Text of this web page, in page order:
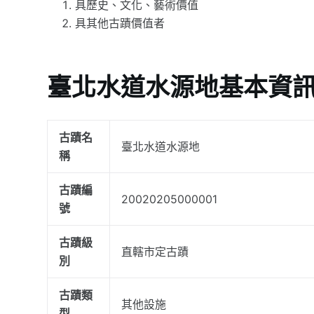
具歷史、文化、藝術價值
具其他古蹟價值者
臺北水道水源地基本資
古蹟名
稱
臺北水道水源地
古蹟編
號
20020205000001
古蹟級
別
直轄市定古蹟
古蹟類
其他設施